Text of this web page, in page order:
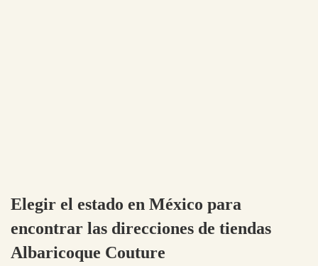
Elegir el estado en México para
encontrar las direcciones de tiendas
Albaricoque Couture